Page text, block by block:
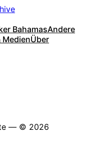
BahamasAndere
MedienÜber
— © 2026